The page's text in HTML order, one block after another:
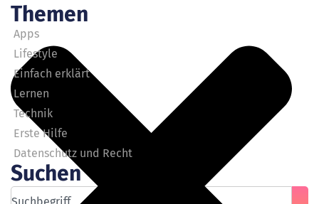
Themen
Apps
Lifestyle
Einfach erklärt
Lernen
Technik
Erste Hilfe
Datenschutz und Recht
Suchen